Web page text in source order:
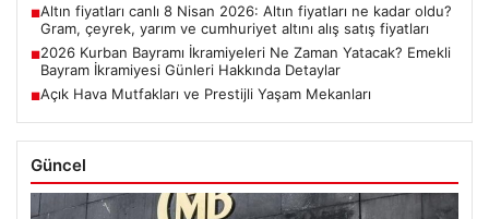
■Altın fiyatları canlı 8 Nisan 2026: Altın fiyatları ne kadar oldu?
Gram, çeyrek, yarım ve cumhuriyet altını alış satış fiyatları
■2026 Kurban Bayramı İkramiyeleri Ne Zaman Yatacak? Emekli
Bayram İkramiyesi Günleri Hakkında Detaylar
■Açık Hava Mutfakları ve Prestijli Yaşam Mekanları
Güncel